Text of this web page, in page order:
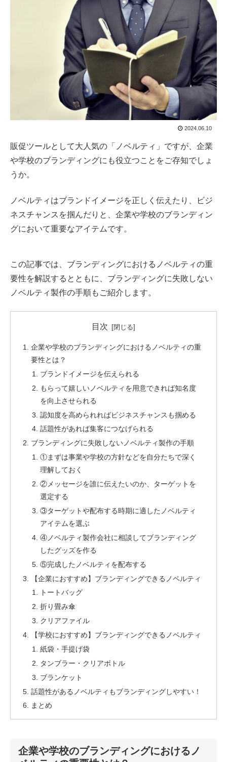
2024.06.10
販促ツールとして大人気の「ノベルティ」ですが、企業
や学校のブランディングにも役立つことをご存知でしょ
うか。
ノベルティはブランドイメージを正しく伝えたり、ビジ
ネスチャンスを掴んだりと、企業や学校のブランディン
グにおいて重要なアイテムです。
この記事では、ブランディングにおけるノベルティの重
要性を解説するとともに、ブランディングに失敗しない
ノベルティ製作の手順もご紹介します。
目次
企業や学校のブランディングにおけるノベルティの重
要性とは？
ブランドイメージを伝えられる
もらって嬉しいノベルティを用意できれば知名度
を向上させられる
認知度を高められればビジネスチャンスも掴める
話題性があれば集客につなげられる
ブランディングに失敗しないノベルティ製作の手順
①まずは事業や学校の方針などを自分たちで深く
理解しておく
②メッセージを誰に伝えたいのか、ターゲットを
選定する
③ターゲットや配布する時期に適したノベルティ
アイテムを選ぶ
④ノベルティ製作会社に相談してブランディング
したグッズを作る
⑤完成したノベルティを配布する
【企業におすすめ】ブランディングできるノベルティ
トートバッグ
折り畳み傘
クリアファイル
【学校におすすめ】ブランディングできるノベルティ
紙袋・手提げ袋
タンブラー・クリアボトル
ブランケット
話題性があるノベルティもブランディングしやすい！
まとめ
企業や学校のブランディングにおけるノ